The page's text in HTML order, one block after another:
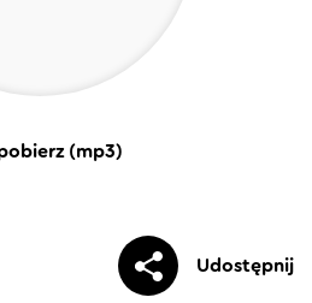
(mp3)
Udostępnij